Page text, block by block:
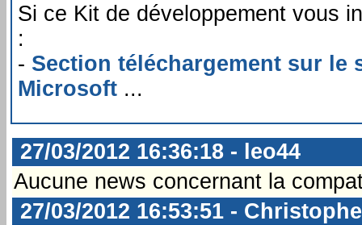
Si ce Kit de développement vous
:
- Section téléchargement sur le
Microsoft ...
27/03/2012 16:36:18 - leo44
Aucune news concernant la
27/03/2012 16:53:51 -